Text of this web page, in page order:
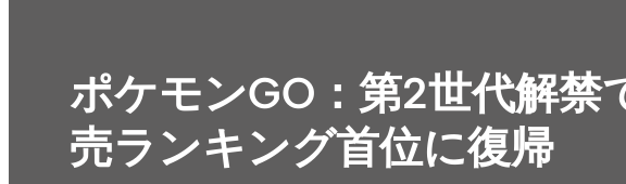
ポケモンGO：第2世代解禁
売ランキング首位に復帰